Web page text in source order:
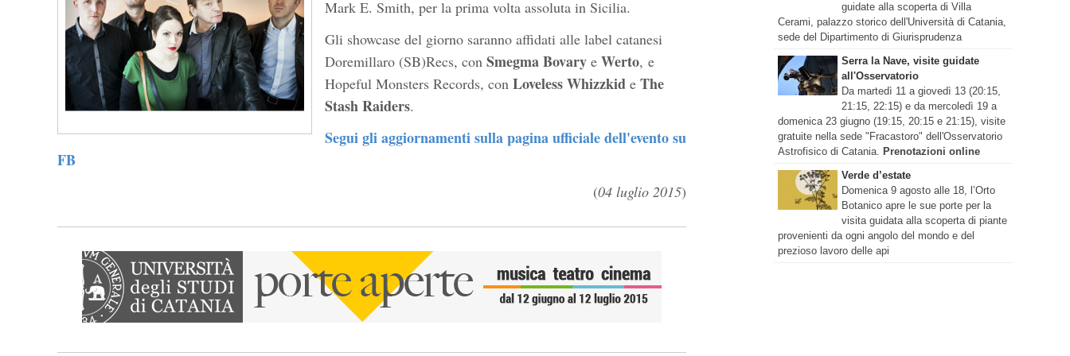
Mark E. Smith, per la prima volta assoluta in Sicilia.
Gli showcase del giorno saranno affidati alle label catanesi
Doremillaro (SB)Recs, con Smegma Bovary e Werto, e
Hopeful Monsters Records, con Loveless Whizzkid e The
Stash Raiders.
Segui gli aggiornamenti sulla pagina ufficiale dell'evento su
FB
(04 luglio 2015)
guidate alla scoperta di Villa
Cerami, palazzo storico dell'Università di Catania,
sede del Dipartimento di Giurisprudenza
Serra la Nave, visite guidate
all'Osservatorio
Da martedì 11 a giovedì 13 (20:15,
21:15, 22:15) e da mercoledì 19 a
domenica 23 giugno (19:15, 20:15 e 21:15), visite
gratuite nella sede "Fracastoro" dell'Osservatorio
Astrofisico di Catania. Prenotazioni online
Verde d’estate
Domenica 9 agosto alle 18, l’Orto
Botanico apre le sue porte per la
visita guidata alla scoperta di piante
provenienti da ogni angolo del mondo e del
prezioso lavoro delle api